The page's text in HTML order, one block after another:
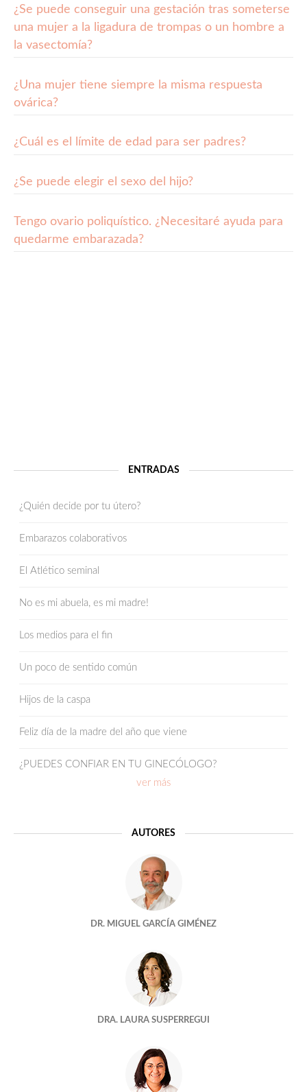
¿Se puede conseguir una gestación tras someterse
una mujer a la ligadura de trompas o un hombre a
la vasectomía?
¿Una mujer tiene siempre la misma respuesta
ovárica?
¿Cuál es el límite de edad para ser padres?
¿Se puede elegir el sexo del hijo?
Tengo ovario poliquístico. ¿Necesitaré ayuda para
quedarme embarazada?
ENTRADAS
¿Quién decide por tu útero?
Embarazos colaborativos
El Atlético seminal
No es mi abuela, es mi madre!
Los medios para el fin
Un poco de sentido común
Hijos de la caspa
Feliz día de la madre del año que viene
¿PUEDES CONFIAR EN TU GINECÓLOGO?
La seguridad en los laboratorios de reproducción asistida
Y A ELLOS, ¿TAMBIÉN “SE LES PASA EL ARROZ”?
Cuando Juno conoció a Izumo
Demasiado tarde para ser madre
Una bloguera en reproducción
ADOPTAR UN EMBRION
ESTABA TODO AHÍ Y NO NOS HABÍAMOS ENTERADO
¿No nos embarazamos porque estamos estresados?
ver más
AUTORES
DR. MIGUEL GARCÍA GIMÉNEZ
DRA. LAURA SUSPERREGUI